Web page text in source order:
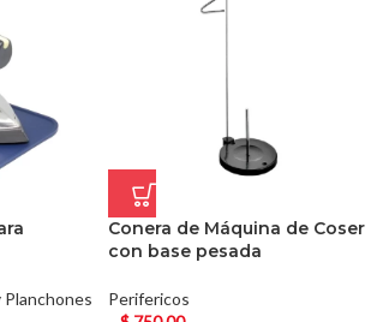
Planchones
Conera de Máquina de Coser
con base pesada
Perifericos